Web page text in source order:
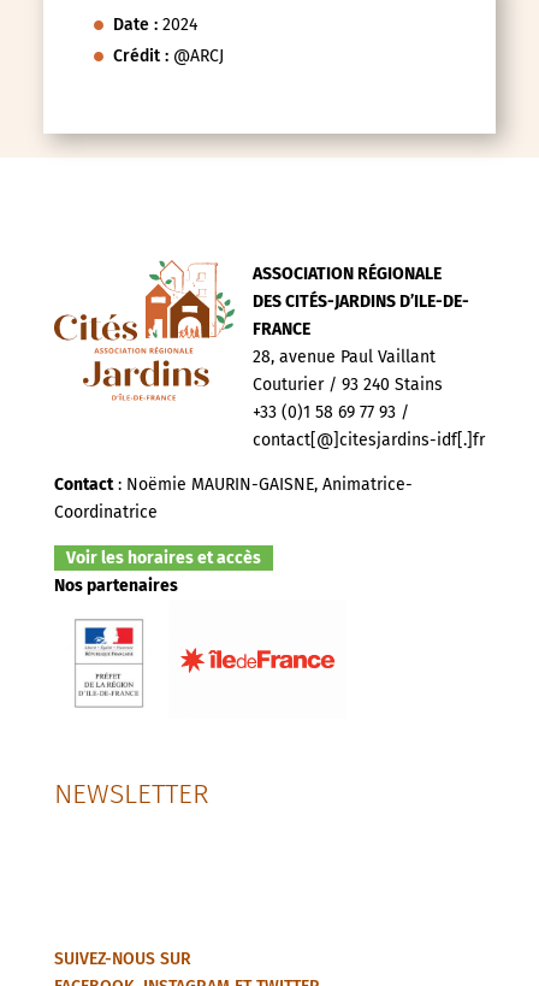
Date : 2024
Crédit : @ARCJ
ASSOCIATION RÉGIONALE
DES CITÉS-JARDINS D’ILE-DE-
FRANCE
28, avenue Paul Vaillant
Couturier / 93 240 Stains
+33 (0)1 58 69 77 93 /
contact[@]citesjardins-idf[.]fr
Contact: Noëmie MAURIN-GAISNE, Animatrice-
Coordinatrice
Voir les horaires et accès
Nos partenaires
NEWSLETTER
SUIVEZ-NOUS SUR